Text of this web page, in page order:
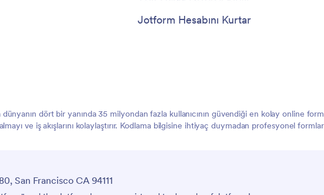
Jotform Hesabını Kurtar
dünyanın dört bir yanında 35 milyondan fazla kullanıcının güvendiği en kolay online
ve iş akışlarını kolaylaştırır. Kodlama bilgisine ihtiyaç duymadan profesyonel
San Francisco CA 94111